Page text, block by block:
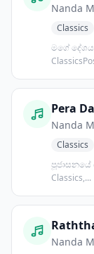
Nanda
Classics
මගේ දේශය රුක් අත්තන
Pera
Nanda
Classics
පූජාසනයේ මේ සිංහල
Classics,...
Nanda